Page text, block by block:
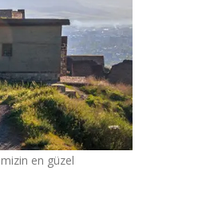
en güzel